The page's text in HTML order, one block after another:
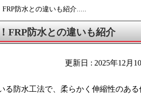
防水との違いも紹介.....
FRP防水との違いも紹介
更新日 : 2025年12月
る防水工法で、柔らかく伸縮性のある